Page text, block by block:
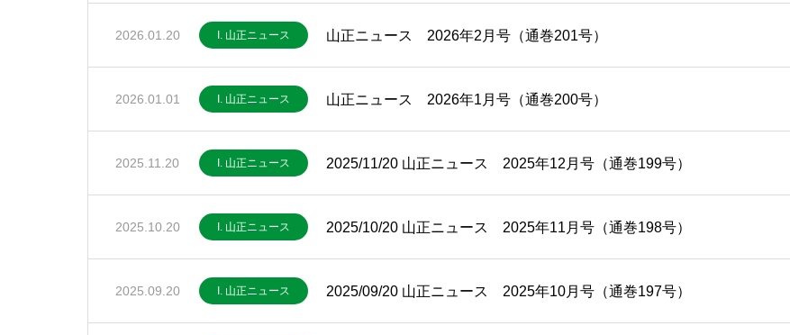
2026.01.20 I. 山正ニュース 山正ニュース 2026年2月号（通巻201号）
2026.01.01 I. 山正ニュース 山正ニュース 2026年1月号（通巻200号）
2025.11.20 I. 山正ニュース 2025/11/20 山正ニュース 2025年12月号（通巻199号）
2025.10.20 I. 山正ニュース 2025/10/20 山正ニュース 2025年11月号（通巻198号）
2025.09.20 I. 山正ニュース 2025/09/20 山正ニュース 2025年10月号（通巻197号）